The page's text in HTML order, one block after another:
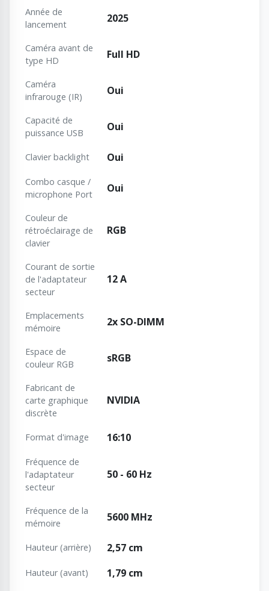
Année de
lancement
2025
Caméra avant de
type HD
Full HD
Caméra
infrarouge (IR)
Oui
Capacité de
puissance USB
Oui
Clavier backlight Oui
Combo casque /
microphone Port
Oui
Couleur de
rétroéclairage de
clavier
RGB
Courant de sortie
de l'adaptateur
secteur
12 A
Emplacements
mémoire
2x SO-DIMM
Espace de
couleur RGB
sRGB
Fabricant de
carte graphique
discrète
NVIDIA
Format d'image 16:10
Fréquence de
l'adaptateur
secteur
50 - 60 Hz
Fréquence de la
mémoire
5600 MHz
Hauteur (arrière) 2,57 cm
Hauteur (avant) 1,79 cm